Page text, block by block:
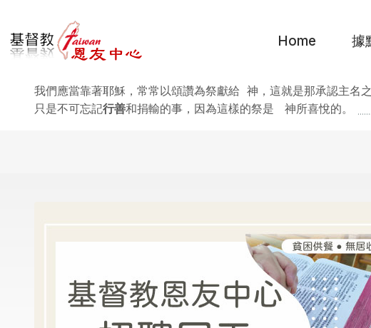
Home 據
我們應當靠著耶穌，常常以頌讚為祭獻給 神，這就是那承認主名之
只是不可忘記行善和捐輸的事，因為這樣的祭是 神所喜悅的。